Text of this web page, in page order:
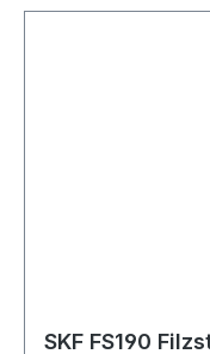
SKF FS190